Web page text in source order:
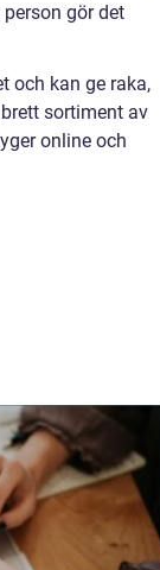
gör det
och kan ge raka,
sortiment av
online och